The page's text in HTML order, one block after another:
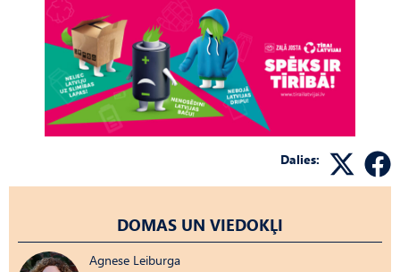
Dalies:
DOMAS UN VIEDOKĻI
Agnese Leiburga